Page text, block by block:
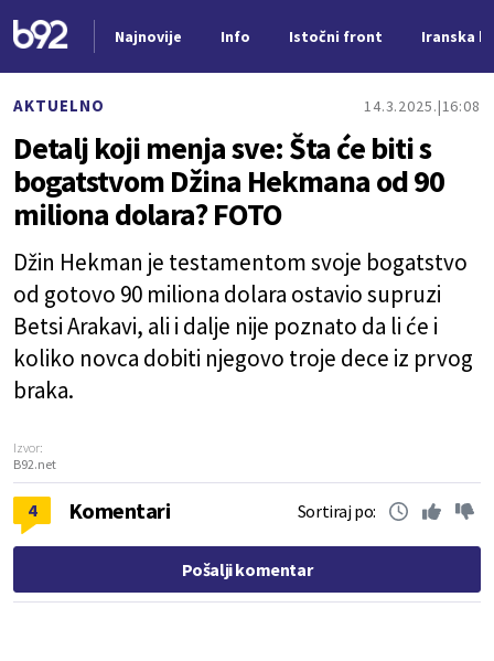
Najnovije Info Istočni front Iranska
AKTUELNO 14.3.2025. 16:08
Detalj koji menja sve: Šta će biti s
bogatstvom Džina Hekmana od 90
miliona dolara? FOTO
Džin Hekman je testamentom svoje bogatstvo
od gotovo 90 miliona dolara ostavio supruzi
Betsi Arakavi, ali i dalje nije poznato da li će i
koliko novca dobiti njegovo troje dece iz prvog
braka.
Izvor:
B92.net
4 Komentari Sortiraj po:
Pošalji komentar